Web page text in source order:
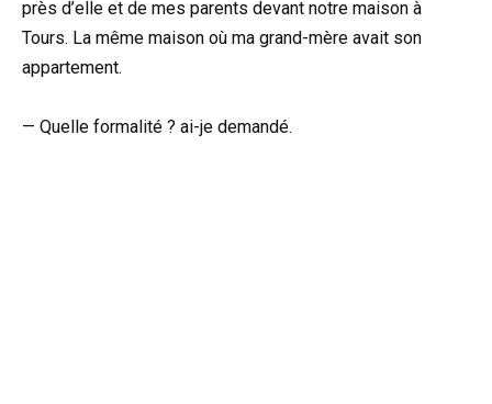
près d’elle et de mes parents devant notre maison à
Tours. La même maison où ma grand-mère avait son
appartement.
— Quelle formalité ? ai-je demandé.